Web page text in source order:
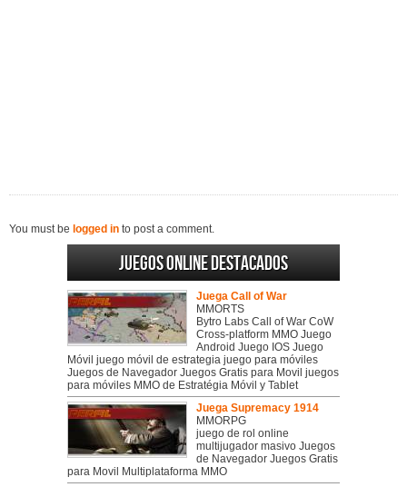
You must be logged in to post a comment.
Juegos online destacados
Juega Call of War
MMORTS
Bytro Labs Call of War CoW
Cross-platform MMO Juego
Android Juego IOS Juego
Móvil juego móvil de estrategia juego para móviles
Juegos de Navegador Juegos Gratis para Movil juegos
para móviles MMO de Estratégia Móvil y Tablet
Juega Supremacy 1914
MMORPG
juego de rol online
multijugador masivo Juegos
de Navegador Juegos Gratis
para Movil Multiplataforma MMO